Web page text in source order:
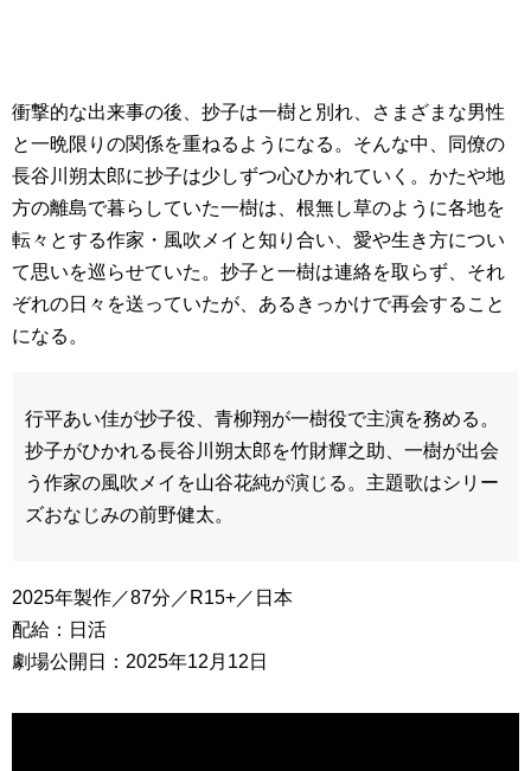
衝撃的な出来事の後、抄子は一樹と別れ、さまざまな男性
と一晩限りの関係を重ねるようになる。そんな中、同僚の
長谷川朔太郎に抄子は少しずつ心ひかれていく。かたや地
方の離島で暮らしていた一樹は、根無し草のように各地を
転々とする作家・風吹メイと知り合い、愛や生き方につい
て思いを巡らせていた。抄子と一樹は連絡を取らず、それ
ぞれの日々を送っていたが、あるきっかけで再会すること
になる。
行平あい佳が抄子役、青柳翔が一樹役で主演を務める。
抄子がひかれる長谷川朔太郎を竹財輝之助、一樹が出会
う作家の風吹メイを山谷花純が演じる。主題歌はシリー
ズおなじみの前野健太。
2025年製作／87分／R15+／日本
配給：日活
劇場公開日：2025年12月12日